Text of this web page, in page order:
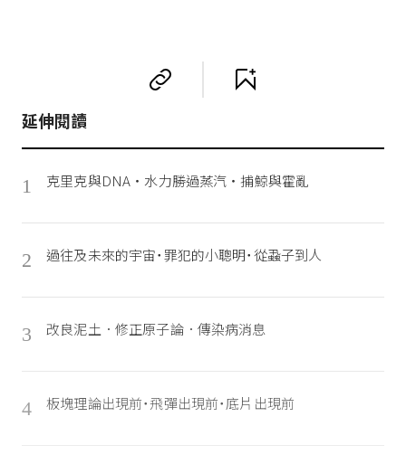
延伸閱讀
1 克里克與DNA‧水力勝過蒸汽‧捕鯨與霍亂
2 過往及未來的宇宙˙罪犯的小聰明˙從蝨子到人
3 改良泥土．修正原子論．傳染病消息
4 板塊理論出現前˙飛彈出現前˙底片出現前